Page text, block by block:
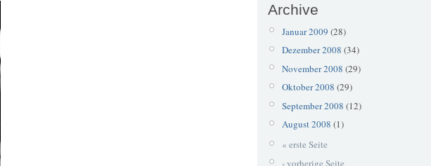
Archive
Januar 2009 (28)
Dezember 2008 (34)
November 2008 (29)
Oktober 2008 (29)
September 2008 (12)
August 2008 (1)
« erste Seite
‹ vorherige Seite